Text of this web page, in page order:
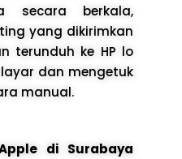
secara berkala,
yang dikirimkan
terunduh ke HP lo
dan mengetuk
manual.
di Surabaya